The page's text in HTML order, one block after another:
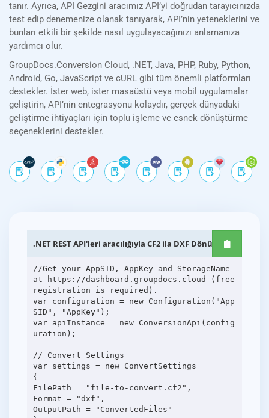
tanır. Ayrıca, API Gezgini aracımız API’yi doğrudan tarayıcınızda
test edip denemenize olanak tanıyarak, API’nin yeteneklerini ve
bunları etkili bir şekilde nasıl uygulayacağınızı anlamanıza
yardımcı olur.
GroupDocs.Conversion Cloud, .NET, Java, PHP, Ruby, Python,
Android, Go, JavaScript ve cURL gibi tüm önemli platformları
destekler. İster web, ister masaüstü veya mobil uygulamalar
geliştirin, API’nin entegrasyonu kolaydır, gerçek dünyadaki
geliştirme ihtiyaçları için toplu işleme ve esnek dönüştürme
seçeneklerini destekler.
.NET REST API'leri aracılığıyla CF2 ila DXF Dönüşümü
//Get your AppSID, AppKey and StorageName
at https://dashboard.groupdocs.cloud (free
registration is required).
var configuration = new Configuration("App
SID", "AppKey");
var apiInstance = new ConversionApi(config
uration);
// Convert Settings
var settings = new ConvertSettings
{
FilePath = "file-to-convert.cf2",
Format = "dxf",
OutputPath = "ConvertedFiles"